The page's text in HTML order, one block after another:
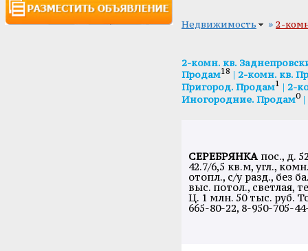
Недвижимость » 2-
2-комн. кв.
Продам18 | 2-комн. кв.
Пригород. Продам1 | 2-
Иногородние. Продам0 |
СЕРЕБРЯНКАпос., д.
42.7/6,5 кв.м, угл.,
отопл., с/у разд., без
выс. потол., светлая,
Ц. 1 млн. 50 тыс. руб.
665-80-22, 8-950-705-